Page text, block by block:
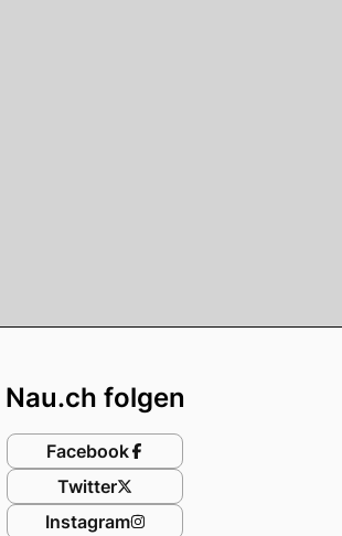
Nau.ch folgen
Facebook
Twitter
Instagram